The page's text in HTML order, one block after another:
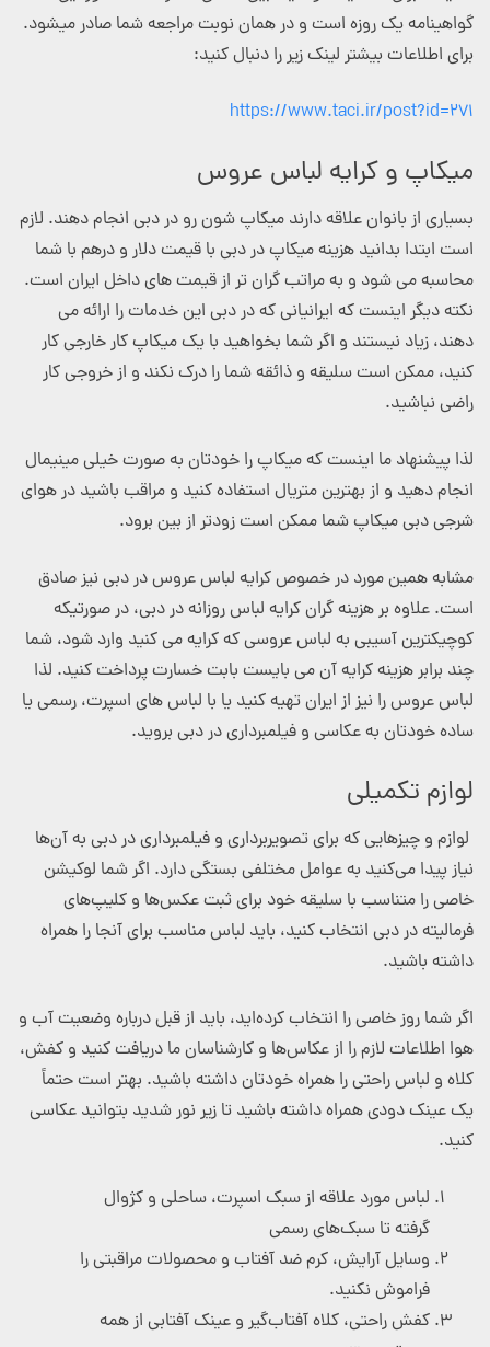
گواهینامه یک روزه است و در همان نوبت مراجعه شما صادر میشود.
برای اطلاعات بیشتر لینک زیر را دنبال کنید:
https://www.taci.ir/post?id=271
میکاپ و کرایه لباس عروس
بسیاری از بانوان علاقه دارند میکاپ شون رو در دبی انجام دهند. لازم
است ابتدا بدانید هزینه میکاپ در دبی با قیمت دلار و درهم با شما
محاسبه می شود و به مراتب گران تر از قیمت های داخل ایران است.
نکته دیگر اینست که ایرانیانی که در دبی این خدمات را ارائه می
دهند، زیاد نیستند و اگر شما بخواهید با یک میکاپ کار خارجی کار
کنید، ممکن است سلیقه و ذائقه شما را درک نکند و از خروجی کار
راضی نباشید.
لذا پیشنهاد ما اینست که میکاپ را خودتان به صورت خیلی مینیمال
انجام دهید و از بهترین متریال استفاده کنید و مراقب باشید در هوای
شرجی دبی میکاپ شما ممکن است زودتر از بین برود.
مشابه همین مورد در خصوص کرایه لباس عروس در دبی نیز صادق
است. علاوه بر هزینه گران کرایه لباس روزانه در دبی، در صورتیکه
کوچیکترین آسیبی به لباس عروسی که کرایه می کنید وارد شود، شما
چند برابر هزینه کرایه آن می بایست بابت خسارت پرداخت کنید. لذا
لباس عروس را نیز از ایران تهیه کنید یا با لباس های اسپرت، رسمی یا
ساده خودتان به عکاسی و فیلمبرداری در دبی بروید.
لوازم تکمیلی
لوازم و چیزهایی که برای تصویربرداری و فیلمبرداری در دبی به آن‌ها
نیاز پیدا می‌کنید به عوامل مختلفی بستگی دارد. اگر شما لوکیشن
خاصی را متناسب با سلیقه خود برای ثبت عکس‌ها و کلیپ‌های
فرمالیته در دبی انتخاب کنید، باید لباس مناسب برای آنجا را همراه
داشته باشید.
اگر شما روز خاصی را انتخاب کرده‌اید، باید از قبل درباره وضعیت آب و
هوا اطلاعات لازم را از عکاس‌ها و کارشناسان ما دریافت کنید و کفش،
کلاه و لباس راحتی را همراه خودتان داشته باشید. بهتر است حتماً
یک عینک دودی همراه داشته باشید تا زیر نور شدید بتوانید عکاسی
کنید.
لباس مورد علاقه از سبک اسپرت، ساحلی و کژوال
گرفته تا سبک‌های رسمی
وسایل آرایش، کرم ضد آفتاب و محصولات مراقبتی را
فراموش نکنید.
کفش راحتی، کلاه آفتاب‌گیر و عینک آفتابی از همه